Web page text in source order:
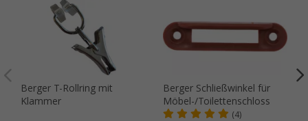
Berger T-Rollring mit
Klammer
Berger Schließwinkel für
Möbel-/Toilettenschloss
(4)